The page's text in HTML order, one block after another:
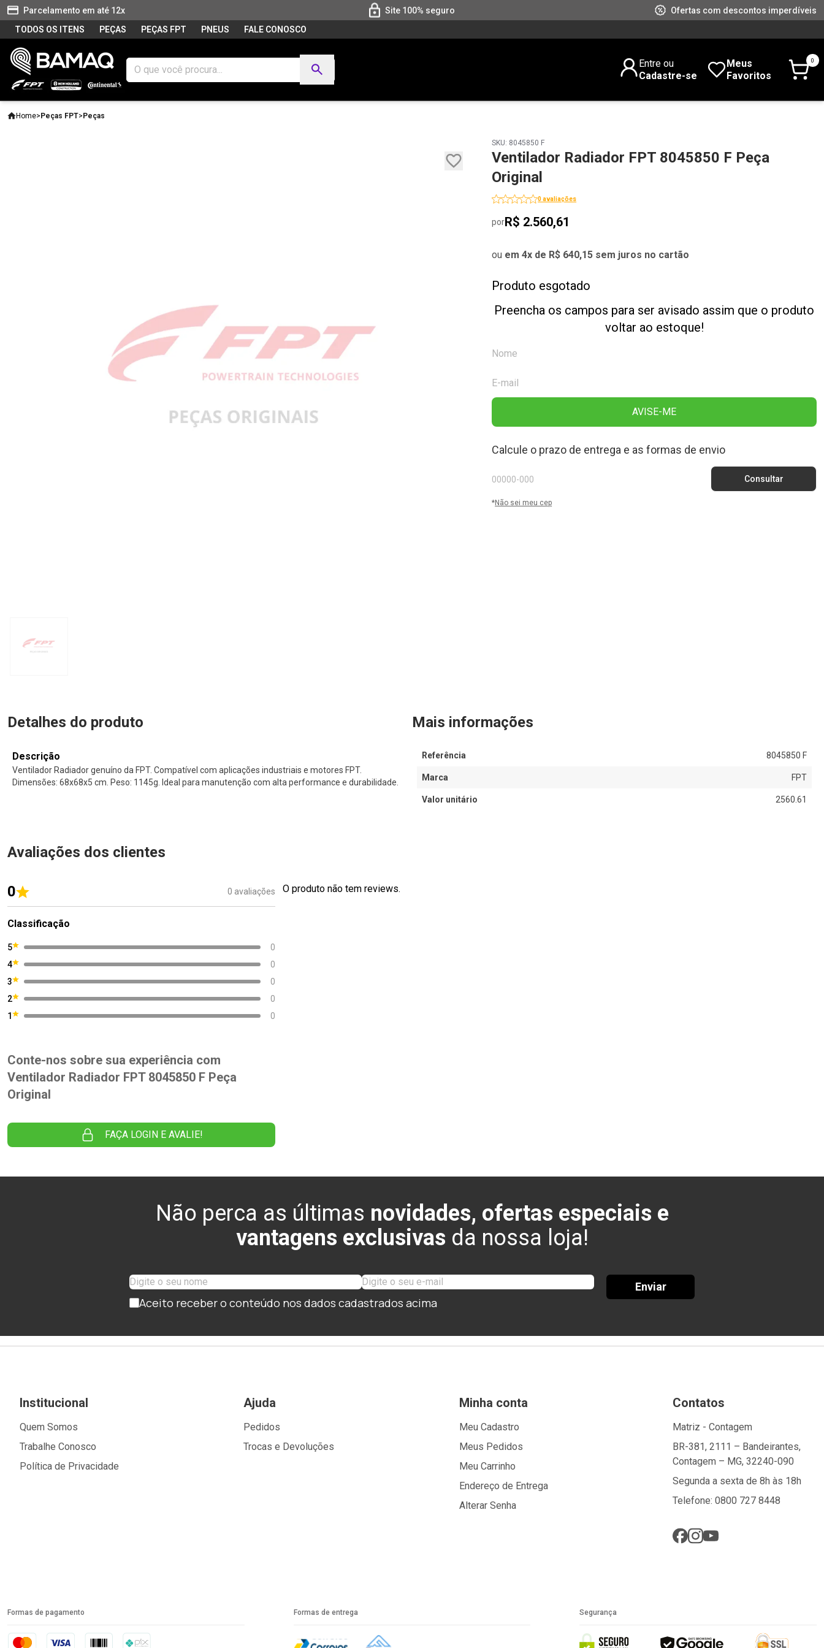
Parcelamento em até 12x Site 100% seguro
Ofertas com descontos imperdíveis
TODOS OS ITENS
PEÇAS PEÇAS FPT PNEUS FALE CONOSCO
Entre ou
Cadastre-se
Meus
Favoritos
0
Home> Peças FPT> Peças
SKU: 8045850 F
Ventilador Radiador FPT 8045850 F Peça
Original
0 avaliações
porR$ 2.560,61
ou em 4x de R$ 640,15 sem juros no cartão
Produto esgotado
Preencha os campos para ser avisado assim que o produto
voltar ao estoque!
AVISE-ME
Calcule o prazo de entrega e as formas de envio
*Não sei meu cep
Detalhes do produto
Descrição
Ventilador Radiador genuíno da FPT. Compatível com aplicações industriais e motores FPT.
Dimensões: 68x68x5 cm. Peso: 1145g. Ideal para manutenção com alta performance e durabilidade.
Mais informações
Referência 8045850 F
Marca FPT
Valor unitário 2560.61
Avaliações dos clientes
0 0 avaliações
Classificação
5
0
4
0
3
0
2
0
1
0
Conte-nos sobre sua experiência com
Ventilador Radiador FPT 8045850 F Peça
Original
FAÇA LOGIN E AVALIE!
O produto não tem reviews.
Não perca as últimas novidades, ofertas especiais e
vantagens exclusivas da nossa loja!
Aceito receber o conteúdo nos dados cadastrados acima
Enviar
Institucional
Quem Somos
Trabalhe Conosco
Política de Privacidade
Ajuda
Pedidos
Trocas e Devoluções
Minha conta
Meu Cadastro
Meus Pedidos
Meu Carrinho
Endereço de Entrega
Alterar Senha
Contatos
Matriz - Contagem
BR-381, 2111 – Bandeirantes,
Contagem – MG, 32240-090
Segunda a sexta de 8h às 18h
Telefone: 0800 727 8448
Formas de pagamento Formas de entrega Segurança